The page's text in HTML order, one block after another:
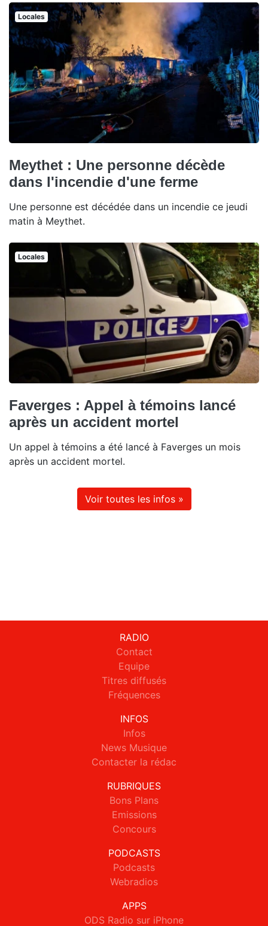
Locales
Meythet : Une personne décède
dans l'incendie d'une ferme
Une personne est décédée dans un incendie ce jeudi
matin à Meythet.
Locales
Faverges : Appel à témoins lancé
après un accident mortel
Un appel à témoins a été lancé à Faverges un mois
après un accident mortel.
Voir toutes les infos »
RADIO
Contact
Equipe
Titres diffusés
Fréquences
INFOS
Infos
News Musique
Contacter la rédac
RUBRIQUES
Bons Plans
Emissions
Concours
PODCASTS
Podcasts
Webradios
APPS
ODS Radio sur iPhone